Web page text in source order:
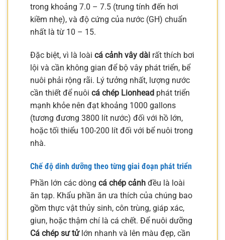
trong khoảng 7.0 – 7.5 (trung tính đến hơi
kiềm nhẹ), và độ cứng của nước (GH) chuẩn
nhất là từ 10 – 15.
Đặc biệt, vì là loài cá cảnh vây dài rất thích bơi
lội và cần không gian để bộ vây phát triển, bể
nuôi phải rộng rãi. Lý tưởng nhất, lượng nước
cần thiết để nuôi cá chép Lionhead phát triển
mạnh khỏe nên đạt khoảng 1000 gallons
(tương đương 3800 lít nước) đối với hồ lớn,
hoặc tối thiểu 100-200 lít đối với bể nuôi trong
nhà.
Chế độ dinh dưỡng theo từng giai đoạn phát triển
Phần lớn các dòng cá chép cảnh đều là loài
ăn tạp. Khẩu phần ăn ưa thích của chúng bao
gồm thực vật thủy sinh, côn trùng, giáp xác,
giun, hoặc thậm chí là cá chết. Để nuôi dưỡng
Cá chép sư tửlớn nhanh và lên màu đẹp, cần